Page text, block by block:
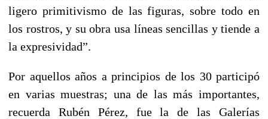
ligero primitivismo de las figuras, sobre todo en
los rostros, y su obra usa líneas sencillas y tiende a
la expresividad”.
Por aquellos años a principios de los 30 participó
en varias muestras; una de las más importantes,
recuerda Rubén Pérez, fue la de las Galerías